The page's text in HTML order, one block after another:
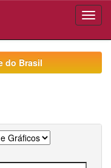
do Brasil